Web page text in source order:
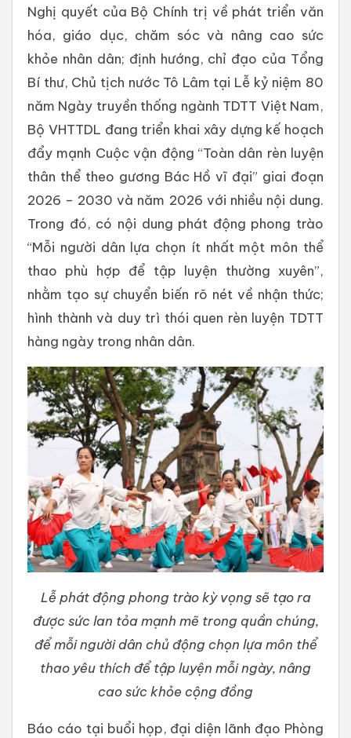
Nghị quyết của Bộ Chính trị về phát triển văn
hóa, giáo dục, chăm sóc và nâng cao sức
khỏe nhân dân; định hướng, chỉ đạo của Tổng
Bí thư, Chủ tịch nước Tô Lâm tại Lễ kỷ niệm 80
năm Ngày truyền thống ngành TDTT Việt Nam,
Bộ VHTTDL đang triển khai xây dựng kế hoạch
đẩy mạnh Cuộc vận động “Toàn dân rèn luyện
thân thể theo gương Bác Hồ vĩ đại” giai đoạn
2026 – 2030 và năm 2026 với nhiều nội dung.
Trong đó, có nội dung phát động phong trào
“Mỗi người dân lựa chọn ít nhất một môn thể
thao phù hợp để tập luyện thường xuyên”,
nhằm tạo sự chuyển biến rõ nét về nhận thức;
hình thành và duy trì thói quen rèn luyện TDTT
hàng ngày trong nhân dân.
Lễ phát động phong trào kỳ vọng sẽ tạo ra
được sức lan tỏa mạnh mẽ trong quần chúng,
để mỗi người dân chủ động chọn lựa môn thể
thao yêu thích để tập luyện mỗi ngày, nâng
cao sức khỏe cộng đồng
Báo cáo tại buổi họp, đại diện lãnh đạo Phòng